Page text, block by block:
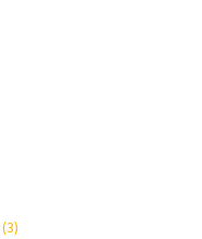
33